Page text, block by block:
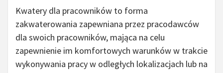
Kwatery dla pracowników to forma
zakwaterowania zapewniana przez pracodawców
dla swoich pracowników, mająca na celu
zapewnienie im komfortowych warunków w trakcie
wykonywania pracy w odległych lokalizacjach lub na